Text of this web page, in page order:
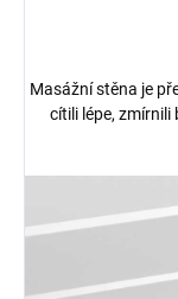
Masážní stěna je
cítili lépe, zmírnili